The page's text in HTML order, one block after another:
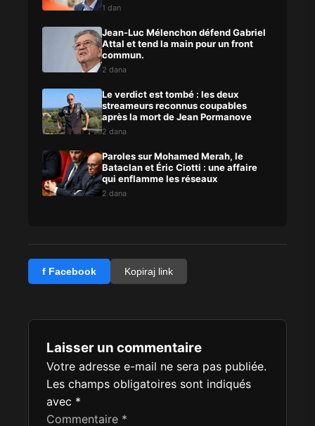
1 dan
Jean-Luc Mélenchon défend Gabriel
Attal et tend la main pour un front
commun.
2 dana
Le verdict est tombé : les deux
streameurs reconnus coupables
après la mort de Jean Pormanove
2 dana
Paroles sur Mohamed Merah, le
Bataclan et Éric Ciotti : une affaire
qui enflamme les réseaux
2 dana
f Facebook Kopiraj link
Laisser un commentaire
Votre adresse e-mail ne sera pas publiée.
Les champs obligatoires sont indiqués
avec *
Commentaire *